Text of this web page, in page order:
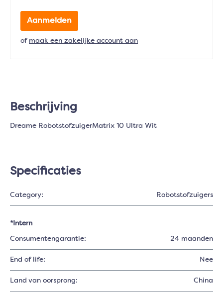
Aanmelden
of maak een zakelijke account aan
Beschrijving
Dreame RobotstofzuigerMatrix 10 Ultra Wit
Specificaties
Category: Robotstofzuigers
*Intern
Consumentengarantie: 24 maanden
End of life: Nee
Land van oorsprong: China